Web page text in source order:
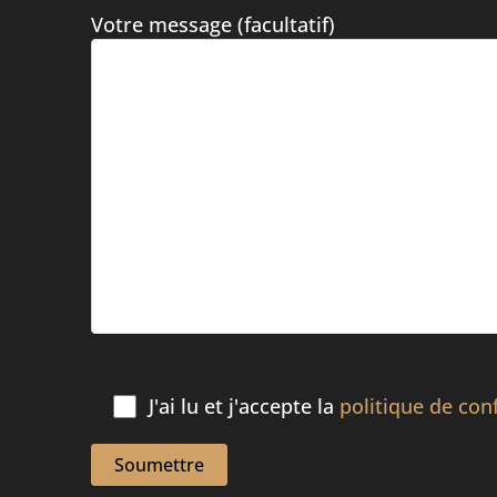
Votre message (facultatif)
J'ai lu et j'accepte la politique de